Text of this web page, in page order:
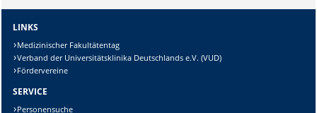
LINKS
Medizinischer Fakultätentag
Verband der Universitätsklinika Deutschlands e.V. (VUD)
Fördervereine
SERVICE
Personensuche